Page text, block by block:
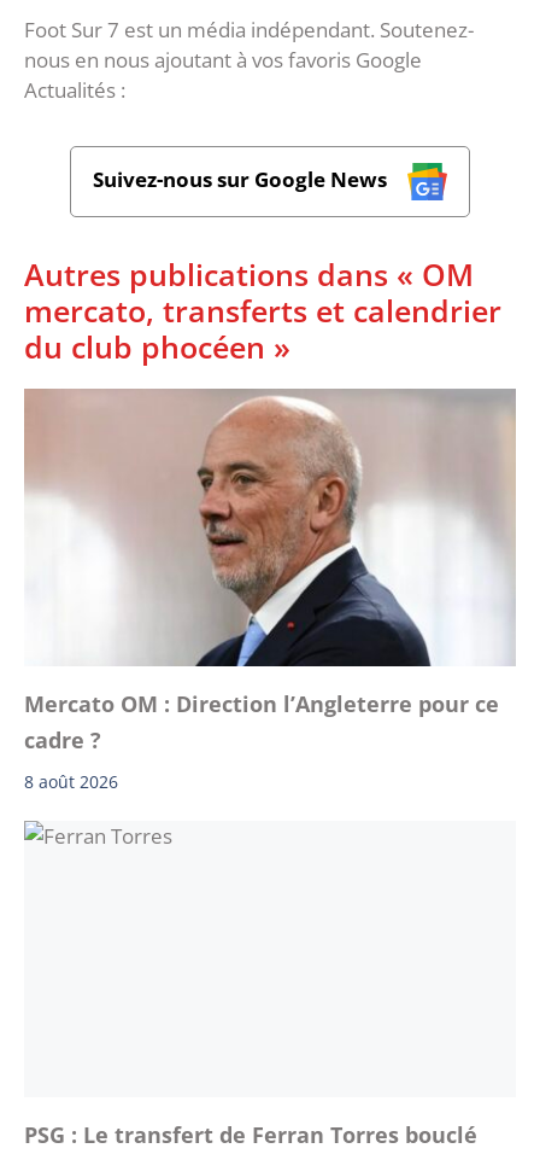
Foot Sur 7 est un média indépendant. Soutenez-
nous en nous ajoutant à vos favoris Google
Actualités :
Suivez-nous sur Google News
Autres publications dans « OM
mercato, transferts et calendrier
du club phocéen »
Mercato OM : Direction l’Angleterre pour ce
cadre ?
8 août 2026
PSG : Le transfert de Ferran Torres bouclé